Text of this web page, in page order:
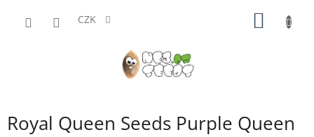
CZK
Royal Queen Seeds Purple Queen